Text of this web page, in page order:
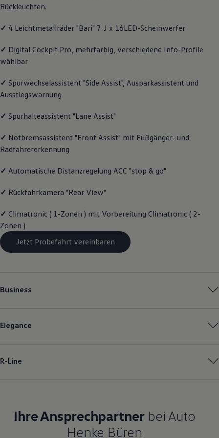
Magazin
Transport
Volkswagen R
Rückleuchten.
✓ 4 Leichtmetallräder "Bari" 7 J x 16LED-Scheinwerfer
✓ Digital Cockpit Pro, mehrfarbig, verschiedene Info-Profile
wählbar
✓ Spurwechselassistent "Side Assist", Ausparkassistent und
Ausstiegswarnung
✓ Spurhalteassistent "Lane Assist"
✓ Notbremsassistent "Front Assist" mit Fußgänger- und
Radfahrererkennung
✓ Automatische Distanzregelung ACC "stop & go"
✓ Rückfahrkamera "Rear View"
✓ Climatronic ( 1-Zonen ) mit Vorbereitung Climatronic ( 2-
Zonen )
Jetzt Probefahrt vereinbaren
Business
Elegance
R‑Line
Ihre Ansprechpartnerbei Auto
Henke Büren